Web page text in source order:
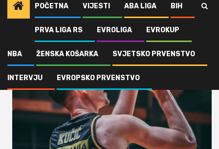
POČETNA VIJESTI ABA LIGA BIH
PRVA LIGA RS EVROLIGA EVROKUP
NBA ŽENSKA KOŠARKA SVJETSKO PRVENSTVO
INTERVJU EVROPSKO PRVENSTVO
Vijesti NBA Page 4
NBA